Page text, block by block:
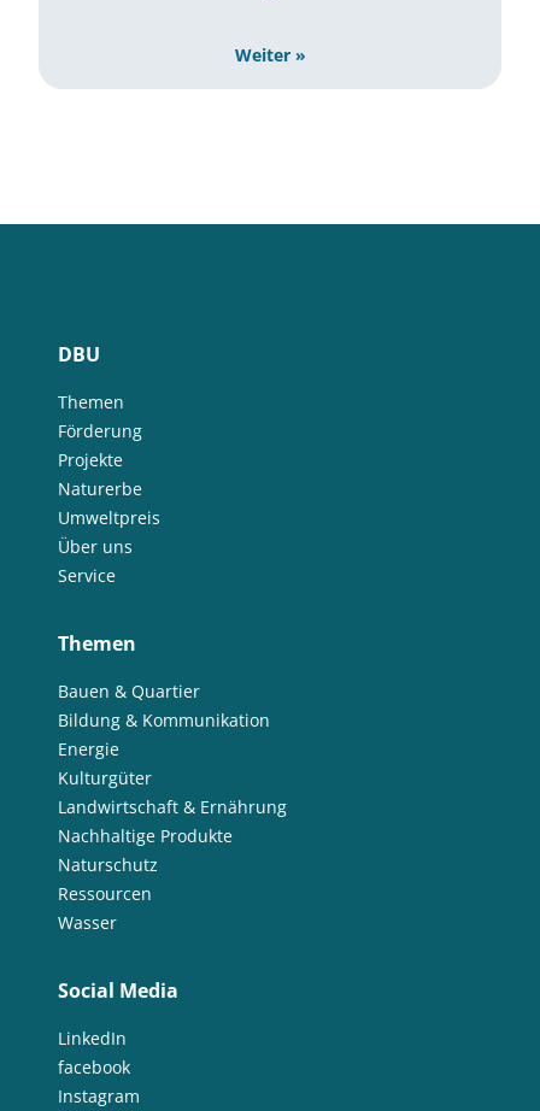
Weiter »
DBU
Themen
Förderung
Projekte
Naturerbe
Umweltpreis
Über uns
Service
Themen
Bauen & Quartier
Bildung & Kommunikation
Energie
Kulturgüter
Landwirtschaft & Ernährung
Nachhaltige Produkte
Naturschutz
Ressourcen
Wasser
Social Media
LinkedIn
facebook
Instagram